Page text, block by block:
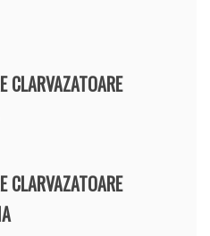
CLARVAZATOARE
CLARVAZATOARE